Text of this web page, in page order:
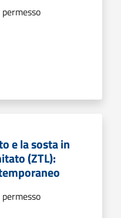
e la sosta in
(ZTL):